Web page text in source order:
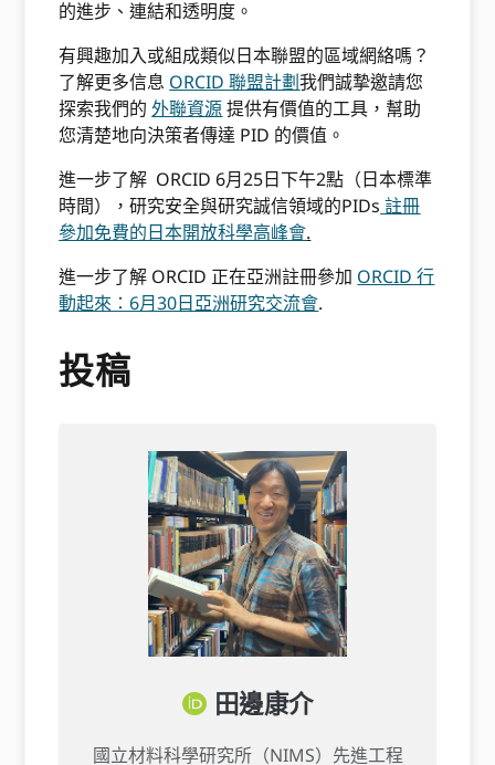
的進步、連結和透明度。
有興趣加入或組成類似日本聯盟的區域網絡嗎？
了解更多信息 ORCID 聯盟計劃我們誠摯邀請您
探索我們的外聯資源提供有價值的工具，幫助
您清楚地向決策者傳達 PID 的價值。
進一步了解 ORCID 6月25日下午2點（日本標準
時間），研究安全與研究誠信領域的PIDs 註冊
參加免費的日本開放科學高峰會.
進一步了解 ORCID 正在亞洲註冊參加 ORCID 行
動起來：6月30日亞洲研究交流會.
投稿
田邊康介
國立材料科學研究所（NIMS）先進工程